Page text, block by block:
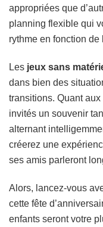
appropriées que
planning flexible qui
rythme en fonction de
Les jeux sans
dans bien des
transitions. Quant
invités un souvenir
alternant
créerez une
ses amis parleront
Alors, lancez-vous
cette fête
enfants seront votre